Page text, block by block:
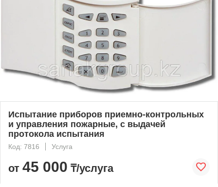
Испытание приборов приемно-контрольных
и управления пожарные, с выдачей
протокола испытания
Код: 7816 Услуга
от 45 000 ₸/услуга